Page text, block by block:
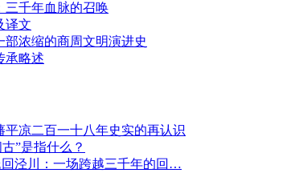
三千年血脉的召唤
译文
部浓缩的商周文明演进史
承略述
平凉二百一十八年史实的再认识
”是指什么？
泾川：一场跨越三千年的回…